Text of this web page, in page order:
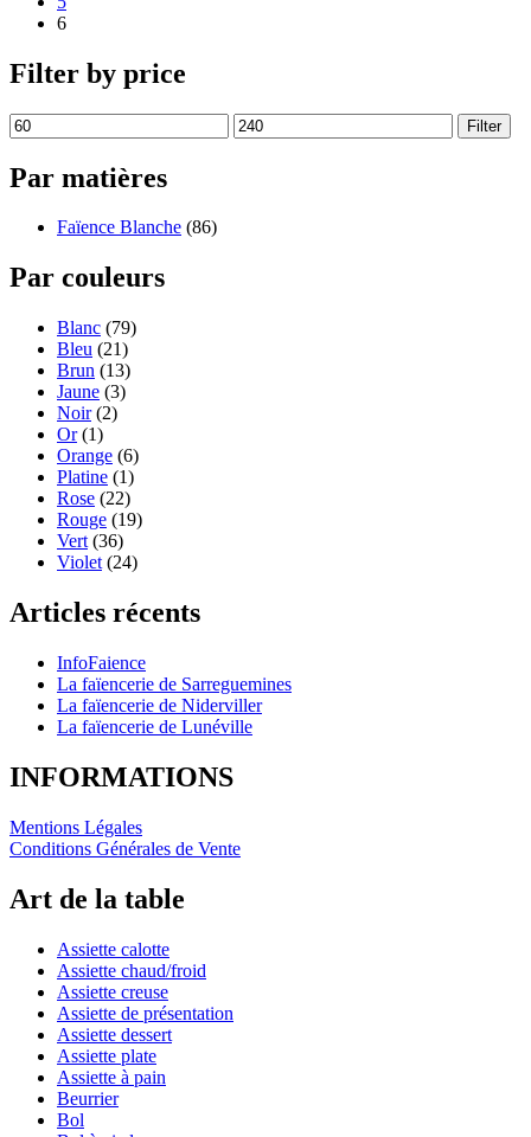
6
Filter by price
Filter
Par matières
Faïence Blanche (86)
Par couleurs
Blanc (79)
Bleu (21)
Brun (13)
Jaune (3)
Noir (2)
Or (1)
Orange (6)
Platine (1)
Rose (22)
Rouge (19)
Vert (36)
Violet (24)
Articles récents
InfoFaience
La faïencerie de Sarreguemines
La faïencerie de Niderviller
La faïencerie de Lunéville
INFORMATIONS
Mentions Légales
Conditions Générales de Vente
Art de la table
Assiette calotte
Assiette chaud/froid
Assiette creuse
Assiette de présentation
Assiette dessert
Assiette plate
Assiette à pain
Beurrier
Bol